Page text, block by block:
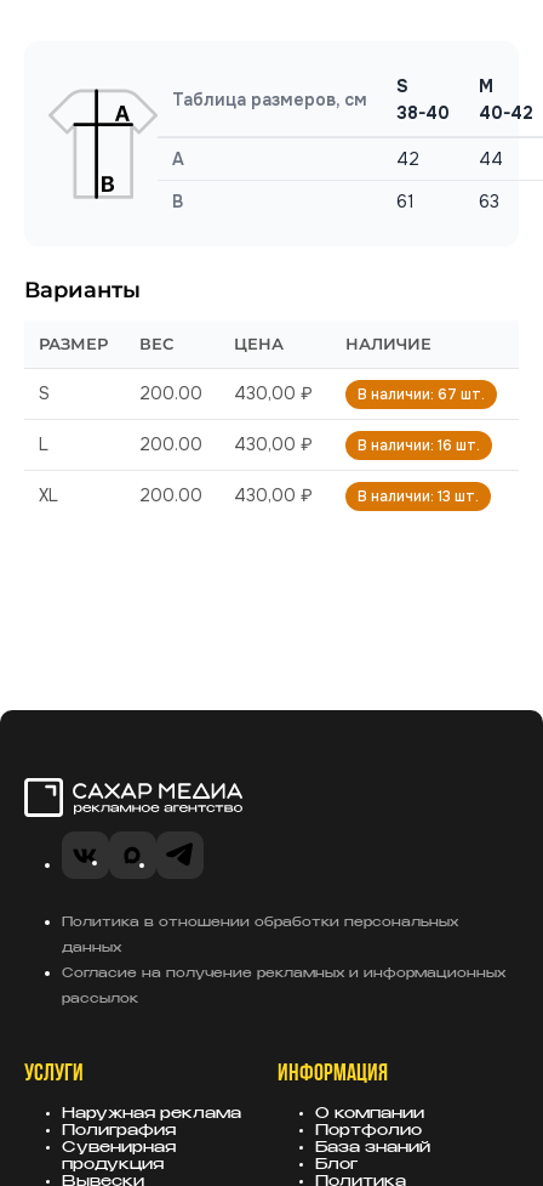
Таблица размеров, см
S
38-40
M
40-42
A 42
44
B
61 63
Варианты
РАЗМЕР ВЕС ЦЕНА НАЛИЧИЕ
S 200.00 430,00 ₽ В наличии: 67 шт.
L 200.00 430,00 ₽ В наличии: 16 шт.
XL 200.00 430,00 ₽ В наличии: 13 шт.
VK MAXTelegram
Политика в отношении обработки персональных
данных
Согласие на получение рекламных и информационных
рассылок
УСЛУГИ
Наружная реклама
Полиграфия
Сувенирная
продукция
Вывески
ИНФОРМАЦИЯ
О компании
Портфолио
База знаний
Блог
Политика